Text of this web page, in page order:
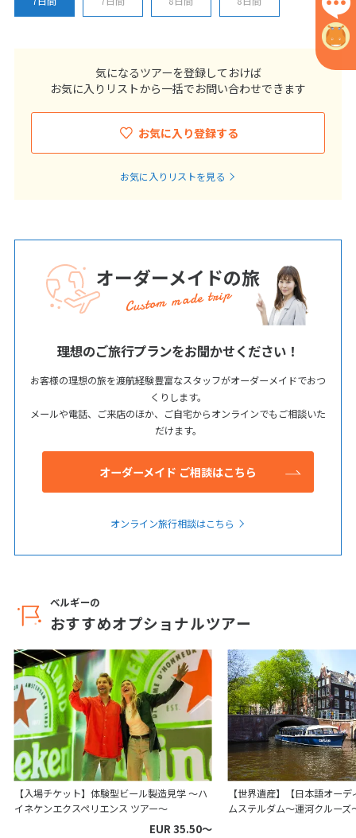
気になるツアーを登録しておけば
お気に入りリストから一括でお問い合わせできます
お気に入り登録する
お気に入りリストを見る
オーダーメイドの旅
Custom made trip
理想のご旅行プランをお聞かせください！
お客様の理想の旅を渡航経験豊富なスタッフがオーダーメイドでおつ
くりします。
メールや電話、ご来店のほか、ご自宅からオンラインでもご相談いた
だけます。
オーダーメイド ご相談はこちら
オンライン旅行相談はこちら
ベルギーの
おすすめオプショナルツアー
【入場チケット】体験型ビール製造見学 ～ハ
イネケンエクスペリエンス ツアー～
EUR 35.50〜
【世界遺産】【日本語オー
ムステルダム～運河クルーズ